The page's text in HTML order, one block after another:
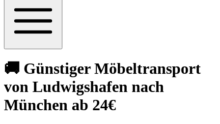
🚚 Günstiger Möbeltransport
von Ludwigshafen nach
München ab 24€